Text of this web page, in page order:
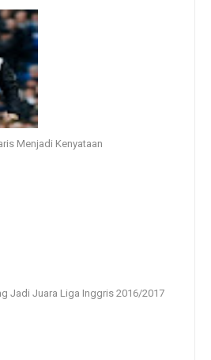
Menjadi Kenyataan
Jadi Juara Liga Inggris 2016/2017